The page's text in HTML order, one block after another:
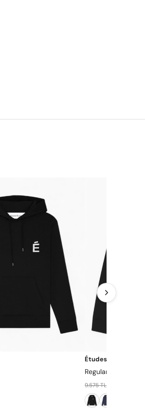
Études Studio
Regular É LOGO
9.575 TL